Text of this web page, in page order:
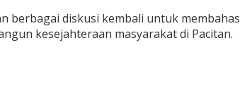
berbagai diskusi kembali untuk membahas
kesejahteraan masyarakat di Pacitan.